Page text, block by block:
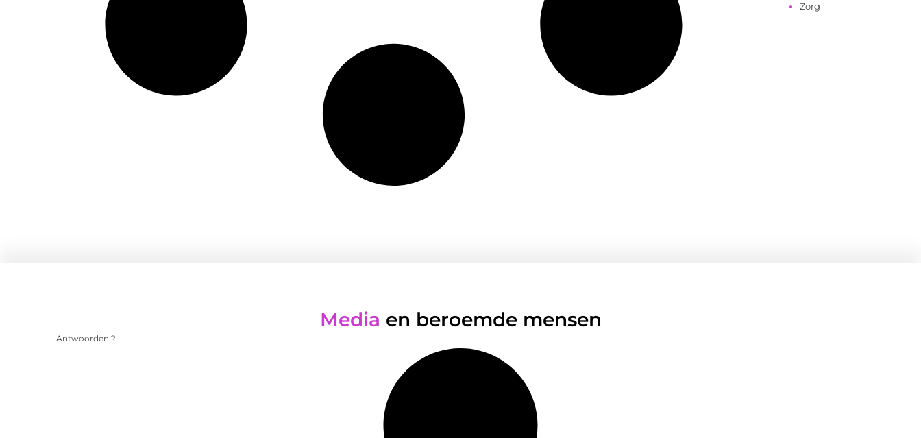
Zorg
Media en beroemde mensen
Antwoorden ?